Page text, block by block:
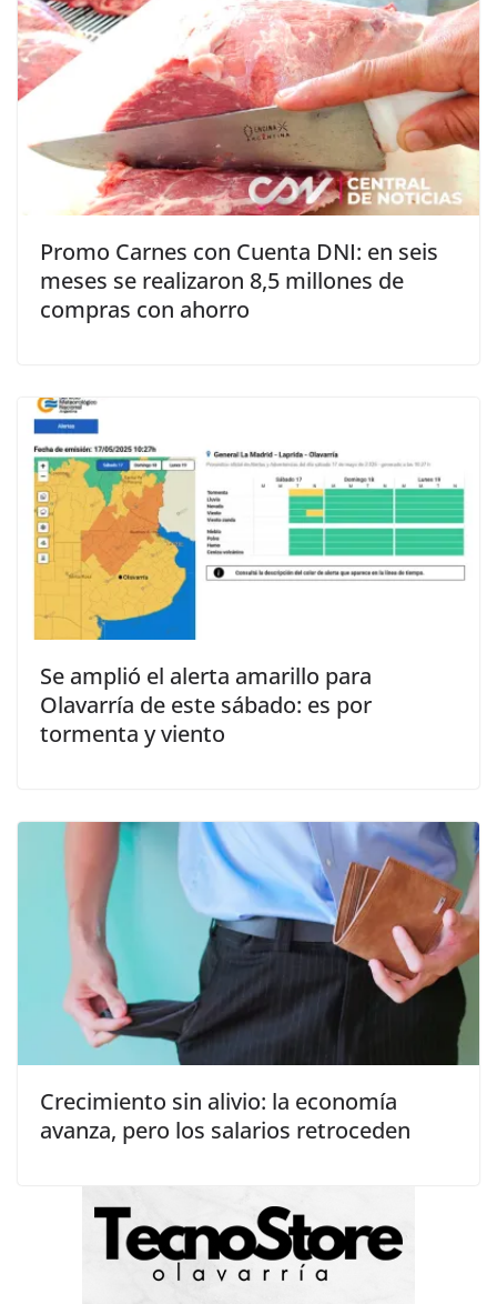
Promo Carnes con Cuenta DNI: en seis
meses se realizaron 8,5 millones de
compras con ahorro
Se amplió el alerta amarillo para
Olavarría de este sábado: es por
tormenta y viento
Crecimiento sin alivio: la economía
avanza, pero los salarios retroceden